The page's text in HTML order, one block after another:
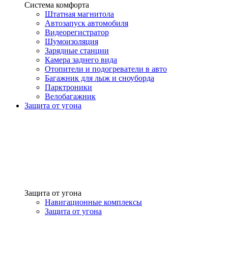
Система комфорта
Штатная магнитола
Автозапуск автомобиля
Видеорегистратор
Шумоизоляция
Зарядные станции
Камера заднего вида
Отопители и подогреватели в авто
Багажник для лыж и сноуборда
Парктроники
Велобагажник
Защита от угона
Защита от угона
Навигационные комплексы
Защита от угона